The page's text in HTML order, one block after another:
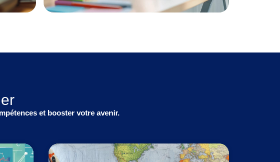
et booster votre avenir.